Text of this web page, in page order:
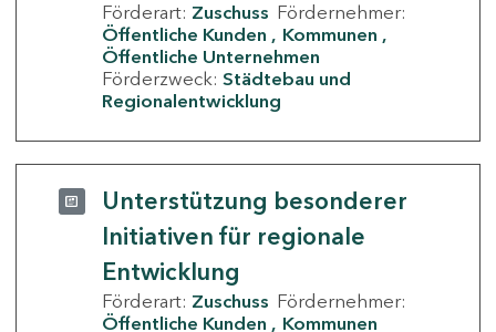
Förderart: Zuschuss Fördernehmer:
Öffentliche Kunden
Kommunen
Öffentliche Unternehmen
Förderzweck: Städtebau und
Regionalentwicklung
Unterstützung besonderer
Initiativen für regionale
Entwicklung
Förderart: Zuschuss Fördernehmer:
Öffentliche Kunden
Kommunen